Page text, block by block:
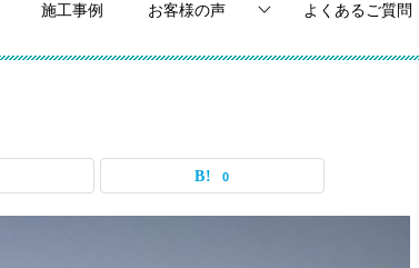
施工事例 お客様の声 よくあるご質問
0